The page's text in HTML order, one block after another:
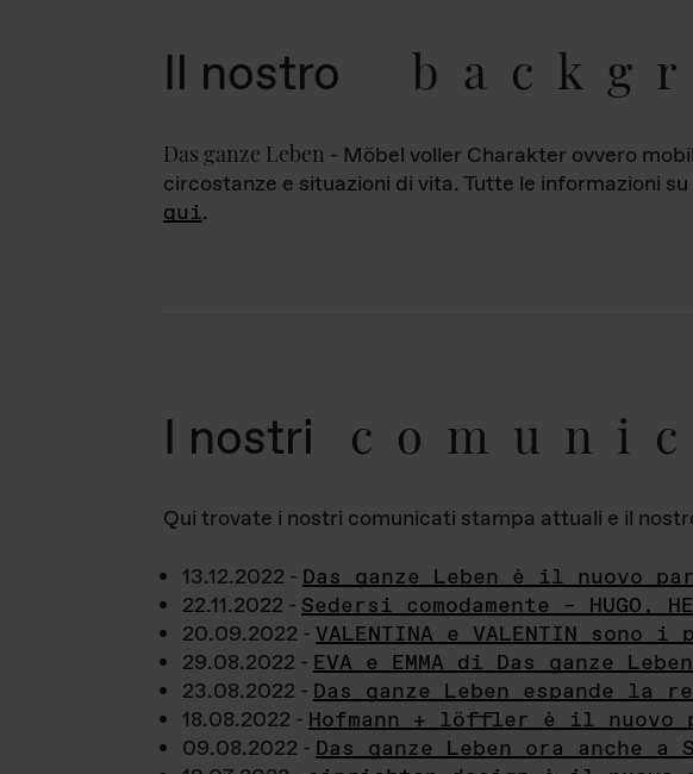
Il nostro
Das ganze Leben - Möbel voller Charakter ovvero
circostanze e situazioni di vita. Tutte le informazioni
qui.
I nostri
Qui trovate i nostri comunicati stampa attuali e il
13.12.2022 - Das ganze Leben è il nuovo
22.11.2022 - Sedersi comodamente – HUGO,
20.09.2022 - VALENTINA e VALENTIN
29.08.2022 - EVA e EMMA di Das ganze
23.08.2022 - Das ganze Leben espande
18.08.2022 - Hofmann + löffler è il nuovo
09.08.2022 - Das ganze Leben ora anche